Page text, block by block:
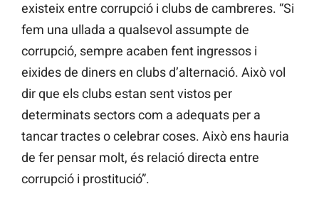
existeix entre corrupció i clubs de cambreres. “Si
fem una ullada a qualsevol assumpte de
corrupció, sempre acaben fent ingressos i
eixides de diners en clubs d’alternació. Això vol
dir que els clubs estan sent vistos per
determinats sectors com a adequats per a
tancar tractes o celebrar coses. Això ens hauria
de fer pensar molt, és relació directa entre
corrupció i prostitució”.